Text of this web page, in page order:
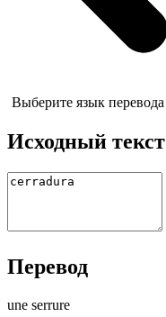
Выберите язык перевода
Исходный текст
Перевод
une serrure